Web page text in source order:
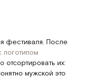
фестиваля. После
логотипом
отсортировать их:
мужской это